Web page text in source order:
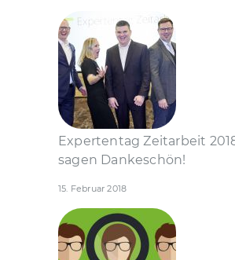
Expertentag Zeitarbeit
sagen Dankeschön!
15. Februar 2018